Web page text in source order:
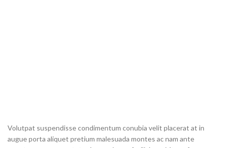
Volutpat suspendisse condimentum conubia velit placerat at in
augue porta aliquet pretium malesuada montes ac nam ante